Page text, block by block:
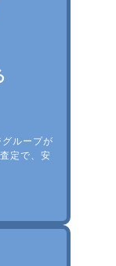
ループが
定で、安